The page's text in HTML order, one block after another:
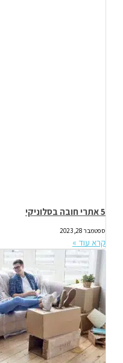
5 אתרי חובה בסלוניקי
ספטמבר 28, 2023
קרא עוד »